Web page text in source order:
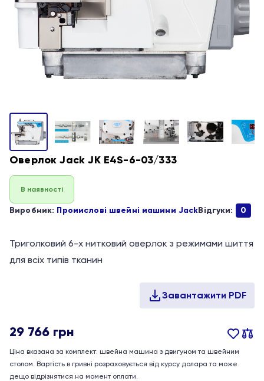
Оверлок Jack JK E4S-6-03/333
В наявності
Виробник: Промислові швейні машини JackВідгуки: 0
Триголковий 6-х нитковий оверлок з режимами шиття
для всіх типів тканин
29 766 грн
Ціна вказана за комплект: швейна машина з двигуном та швейним
столом. Вартість в гривні розраховується від курсу долара та може
дещо відрізнятися на момент оплати.